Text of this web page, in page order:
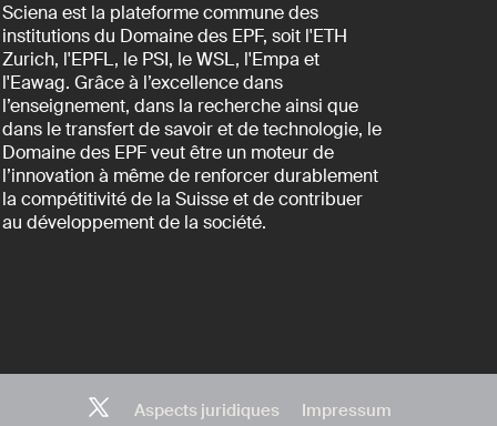
Sciena est la plateforme commune des
institutions du Domaine des EPF, soit l'ETH
Zurich, l'EPFL, le PSI, le WSL, l'Empa et
l'Eawag. Grâce à l’excellence dans
l’enseignement, dans la recherche ainsi que
dans le transfert de savoir et de technologie, le
Domaine des EPF veut être un moteur de
l’innovation à même de renforcer durablement
la compétitivité de la Suisse et de contribuer
au développement de la société.
Aspects juridiques Impressum